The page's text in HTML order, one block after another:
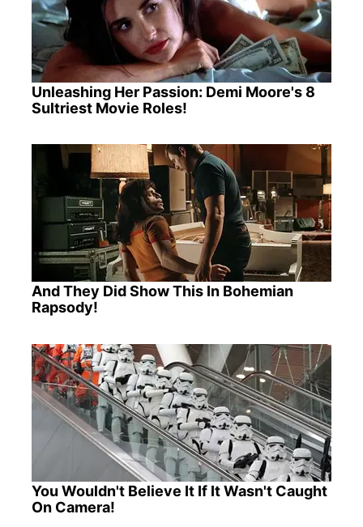
Unleashing Her Passion: Demi Moore's 8
Sultriest Movie Roles!
And They Did Show This In Bohemian
Rapsody!
You Wouldn't Believe It If It Wasn't Caught
On Camera!